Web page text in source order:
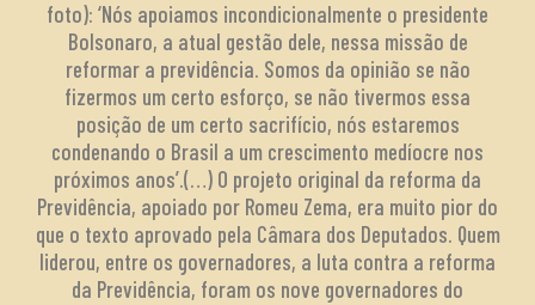
foto): ‘Nós apoiamos incondicionalmente o presidente
Bolsonaro, a atual gestão dele, nessa missão de
reformar a previdência. Somos da opinião se não
fizermos um certo esforço, se não tivermos essa
posição de um certo sacrifício, nós estaremos
condenando o Brasil a um crescimento medíocre nos
próximos anos’.(…) O projeto original da reforma da
Previdência, apoiado por Romeu Zema, era muito pior do
que o texto aprovado pela Câmara dos Deputados. Quem
liderou, entre os governadores, a luta contra a reforma
da Previdência, foram os nove governadores do